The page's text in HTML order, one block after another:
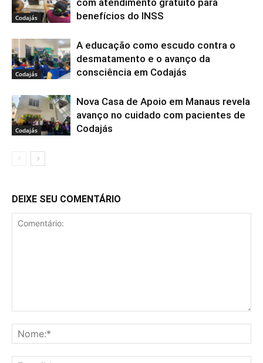
Codajás
com atendimento gratuito para
benefícios do INSS
Codajás
A educação como escudo contra o
desmatamento e o avanço da
consciência em Codajás
Codajás
Nova Casa de Apoio em Manaus revela
avanço no cuidado com pacientes de
Codajás
DEIXE SEU COMENTÁRIO